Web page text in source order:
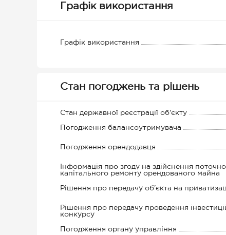
Графік використання
Графік використання
Стан погоджень та рішень
Стан державної реєстрації об'єкту
Погодження балансоутримувача
Погодження орендодавця
Інформація про згоду на здійснення
капітального ремонту орендованого майна
Рішення про передачу об'єкта на
Рішення про передачу проведення
конкурсу
Погодження органу управління